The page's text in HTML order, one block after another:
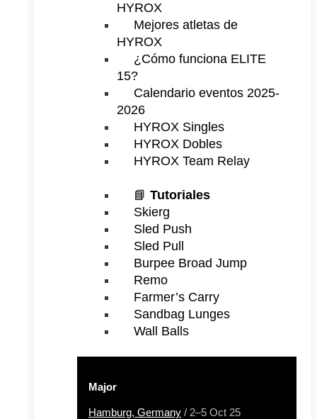
HYROX
Mejores atletas de
HYROX
¿Cómo funciona ELITE
15?
Calendario eventos 2025-
2026
HYROX Singles
HYROX Dobles
HYROX Team Relay
📘 Tutoriales
Skierg
Sled Push
Sled Pull
Burpee Broad Jump
Remo
Farmer’s Carry
Sandbag Lunges
Wall Balls
Major
Hamburg, Germany / 2–5 Oct 25